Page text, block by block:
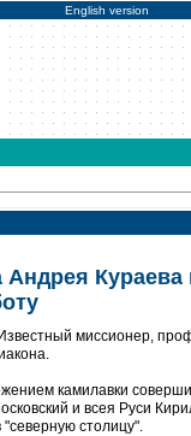
English version
Кураева
миссионер,
камилавки
и всея Руси
столицу".